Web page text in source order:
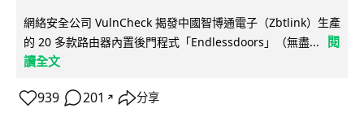
網絡安全公司 VulnCheck 揭發中國智博通電子（Zbtlink）生產
的 20 多款路由器內置後門程式「Endlessdoors」（無盡...
閱
讀全文
939 201 ↗ 分享